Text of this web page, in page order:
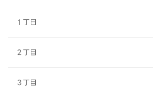
１丁目
２丁目
３丁目